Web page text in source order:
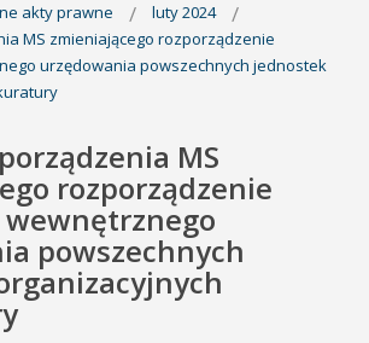
akty prawne
luty 2024
MS zmieniającego rozporządzenie
urzędowania powszechnych jednostek
MS
rozporządzenie
powszechnych